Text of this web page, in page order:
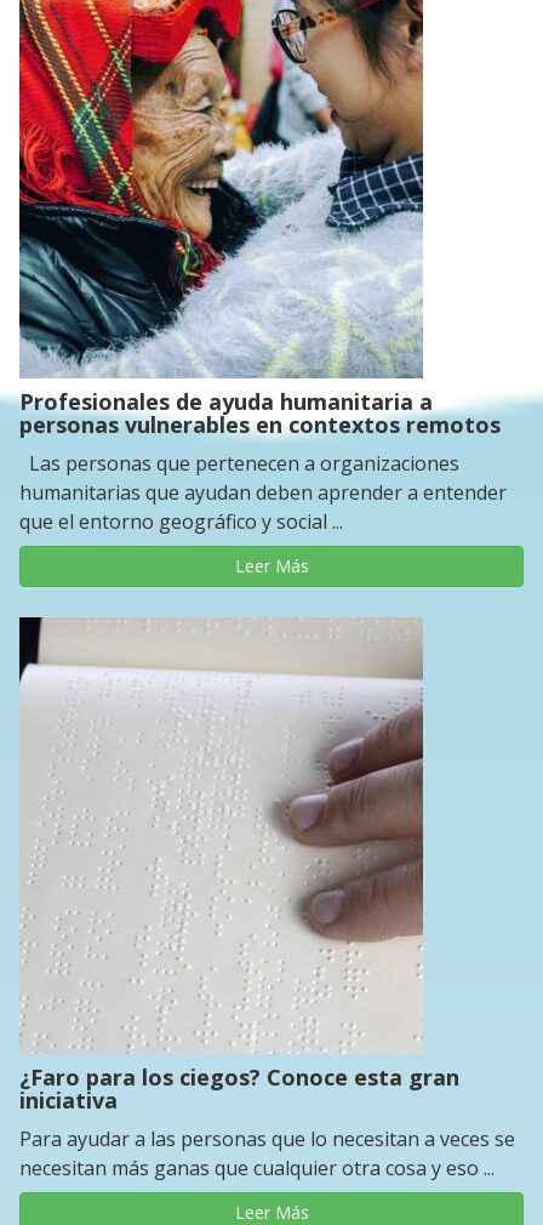
Profesionales de ayuda humanitaria a
personas vulnerables en contextos remotos
Las personas que pertenecen a organizaciones
humanitarias que ayudan deben aprender a entender
que el entorno geográfico y social ...
Leer Más
¿Faro para los ciegos? Conoce esta gran
iniciativa
Para ayudar a las personas que lo necesitan a veces se
necesitan más ganas que cualquier otra cosa y eso ...
Leer Más